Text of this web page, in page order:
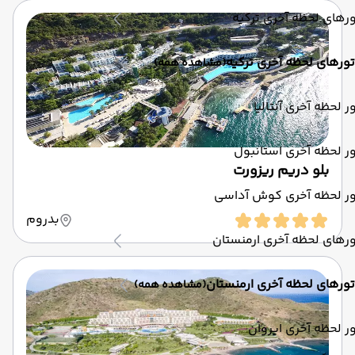
لحظه آخری ترکیه
تورهای لحظه آخری ترکیه(مشاهده همه)
لحظه آخری آنتالیا
لحظه آخری استانبول
لحظه آخری کوش آداسی
لحظه آخری ارمنستان
تورهای لحظه آخری ارمنستان(مشاهده همه)
لحظه آخری ایروان
بلو دریم ریزورت
بدروم